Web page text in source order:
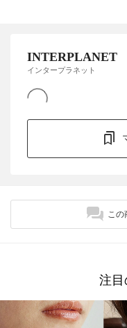
INTERPLANET
インタープラネット
こ
注目